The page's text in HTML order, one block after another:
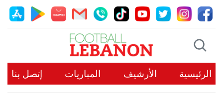
الرئيسية الأرشيف المباريات إتصل بنا